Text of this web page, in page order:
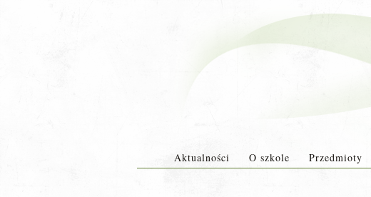
Aktualności O szkole Przedmioty